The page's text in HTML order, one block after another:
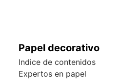
Papel decorativo
Indice de contenidos
Expertos en papel